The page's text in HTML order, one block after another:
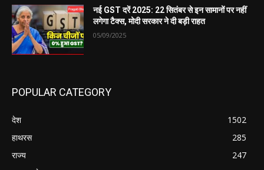
नई GST दरें 2025: 22 सितंबर से इन सामानों पर नहीं
लगेगा टैक्स, मोदी सरकार ने दी बड़ी राहत
05/09/2025
POPULAR CATEGORY
देश
1502
हाथरस
285
राज्य
247